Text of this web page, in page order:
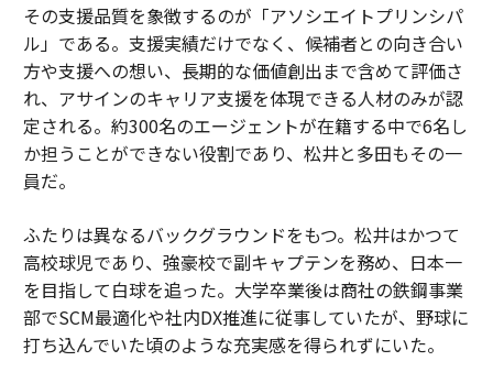
その支援品質を象徴するのが「アソシエイトプリンシパ
ル」である。支援実績だけでなく、候補者との向き合い
方や支援への想い、長期的な価値創出まで含めて評価さ
れ、アサインのキャリア支援を体現できる人材のみが認
定される。約300名のエージェントが在籍する中で6名し
か担うことができない役割であり、松井と多田もその一
員だ。
ふたりは異なるバックグラウンドをもつ。松井はかつて
高校球児であり、強豪校で副キャプテンを務め、日本一
を目指して白球を追った。大学卒業後は商社の鉄鋼事業
部でSCM最適化や社内DX推進に従事していたが、野球に
打ち込んでいた頃のような充実感を得られずにいた。